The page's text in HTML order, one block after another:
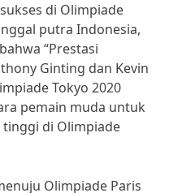
di Olimpiade
putra Indonesia,
“Prestasi
Ginting dan Kevin
Tokyo 2020
pemain muda untuk
di Olimpiade
Olimpiade Paris